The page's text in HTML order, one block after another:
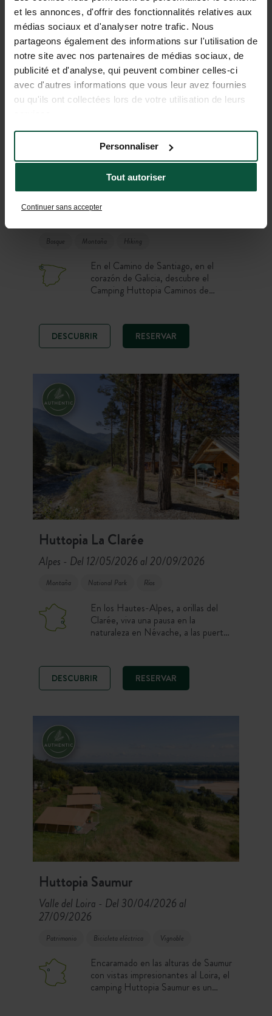
et les annonces, d'offrir des fonctionnalités relatives aux
médias sociaux et d'analyser notre trafic. Nous
partageons également des informations sur l'utilisation de
notre site avec nos partenaires de médias sociaux, de
publicité et d'analyse, qui peuvent combiner celles-ci
avec d'autres informations que vous leur avez fournies
ou qu'ils ont collectées lors de votre utilisation de leurs
Tout autoriser
Personnaliser
Continuer sans accepter
donde cada estación desvela su
propia naturaleza.
Huttopia Caminos de Galicia
Bosque Montaña Hiking
En el Camino de Santiago, en el
corazón de Galicia, descubre el
Camping Huttopia Caminos de
climatizada y actividades en la
naturaleza para una estancia
inolvidable. ¡Explora Galicia y déjate
impresionantes entre mar y montaña!
DESCUBRIR RESERVAR
Huttopia La Clarée
Alpes - Del 12/05/2026 al 20/09/2026
Montaña National Park Ríos
En los Hautes-Alpes, a orillas del
Clarée, viva una pausa en la
naturaleza en Névache, a las puertas
piscina climatizada y un Café-
Comptoir (Bar-cafetería) le dan la
bienvenida en un valle preservado.
bike, la pesca y el descubrimiento de
DESCUBRIR RESERVAR
Huttopia Saumur
Valle del Loira - Del 30/04/2026 al
27/09/2026
Patrimonio Bicicleta eléctrica Vignoble
Encaramado en las alturas de Saumur
con vistas impresionantes al Loira, el
camping Huttopia Saumur es un